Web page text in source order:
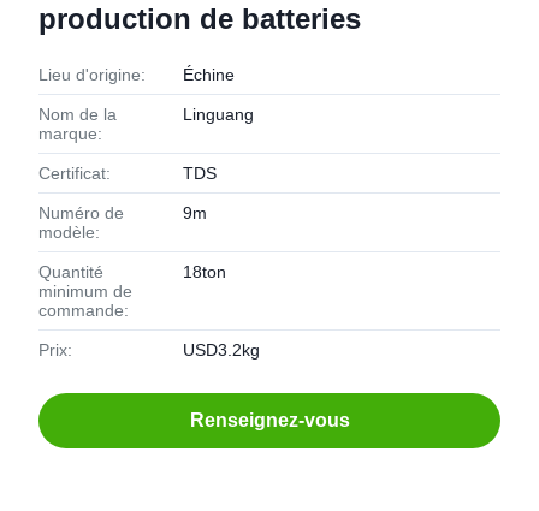
production de batteries
Lieu d'origine: Échine
Nom de la
marque:
Linguang
Certificat: TDS
Numéro de
modèle:
9m
Quantité
minimum de
commande:
18ton
Prix: USD3.2kg
Renseignez-vous